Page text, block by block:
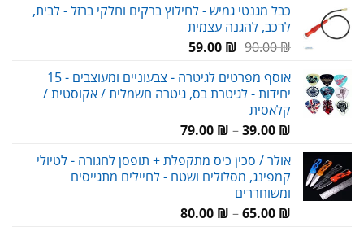
היה:
90.00 ₪.
הוא:
69.00 ₪.
כבל מגנטי גמיש - לחילוץ ברקים וחלקי ברזל - לבית,
לרכב, להגנה עצמית
90.00₪
המחיר
היה:
90.00 ₪.
59.00 ₪
המחיר
הוא:
59.00 ₪.
אוסף מפרטים לגיטרה - צבעוניים ומעוצבים - 15
יחידות - לגיטרת בס, גיטרה חשמלית / אקוסטית /
קלאסית
39.00 ₪
–
79.00 ₪
טווח
עד
אולר / סכין כיס מתקפלת + תופסן לחגורה - לטיולי
קמפינג, מסלולים ושטח - לחיילים מתגייסים
ומשוחררים
65.00 ₪
–
80.00 ₪
טווח